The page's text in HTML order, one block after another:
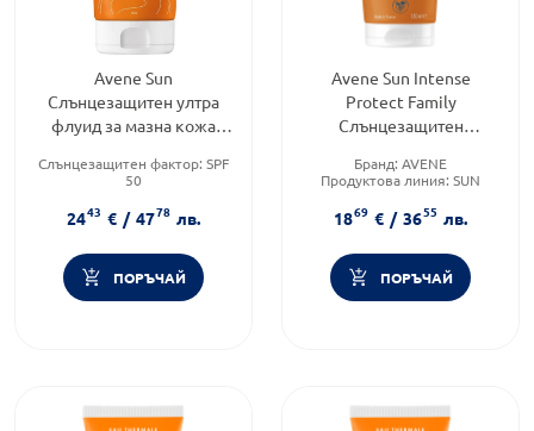
Avene Sun
Слънцезащитен ултра
флуид за мазна кожа
Слънцезащитен фактор: SPF
50
Дермокозметика
Тип продукт:
Флуид
2443 € / 4778 лв.
ПОРЪЧАЙ
Avene Sun Intense
Protect Family
Слънцезащитен
SPF50+ 150мл
Бранд: AVENE
Продуктова линия: SUN
1869 € / 3655 лв.
ПОРЪЧАЙ